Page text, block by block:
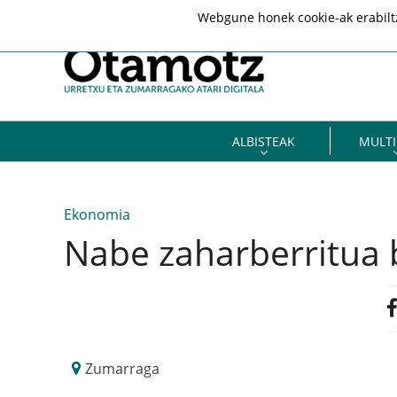
ALBISTEAK
Ekonomia
Nabe
Zumarraga
Webgune honek cookie-ak